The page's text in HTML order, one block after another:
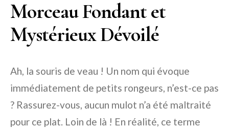
Morceau Fondant et
Mystérieux Dévoilé
Ah, la souris de veau ! Un nom qui évoque
immédiatement de petits rongeurs, n’est-ce pas
? Rassurez-vous, aucun mulot n’a été maltraité
pour ce plat. Loin de là ! En réalité, ce terme